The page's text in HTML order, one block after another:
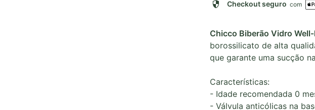
security Checkout seguro com
Chicco Biberão Vidro
borossilicato de alta
que garante uma sucção
Características:
- Idade recomendada 0
- Válvula anticólicas na